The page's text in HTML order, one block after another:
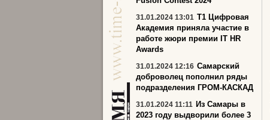
31.01.2024 13:01 Т1 Цифровая
Академия приняла участие в
работе жюри премии IT HR
Awards
31.01.2024 12:16 Самарский
доброволец пополнил ряды
подразделения ГРОМ-КАСКАД
31.01.2024 11:11 Из Самары в
2023 году выдворили более 3